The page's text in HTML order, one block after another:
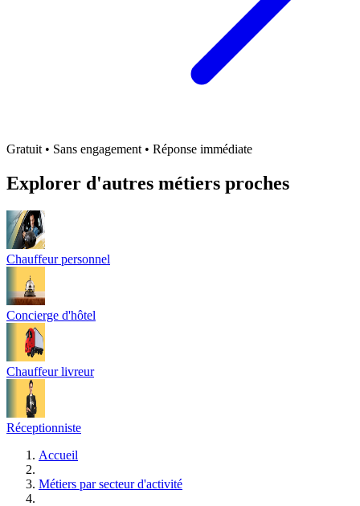
Gratuit • Sans engagement • Réponse immédiate
Explorer d'autres métiers proches
Chauffeur personnel
Concierge d'hôtel
Chauffeur livreur
Réceptionniste
Accueil
Métiers par secteur d'activité